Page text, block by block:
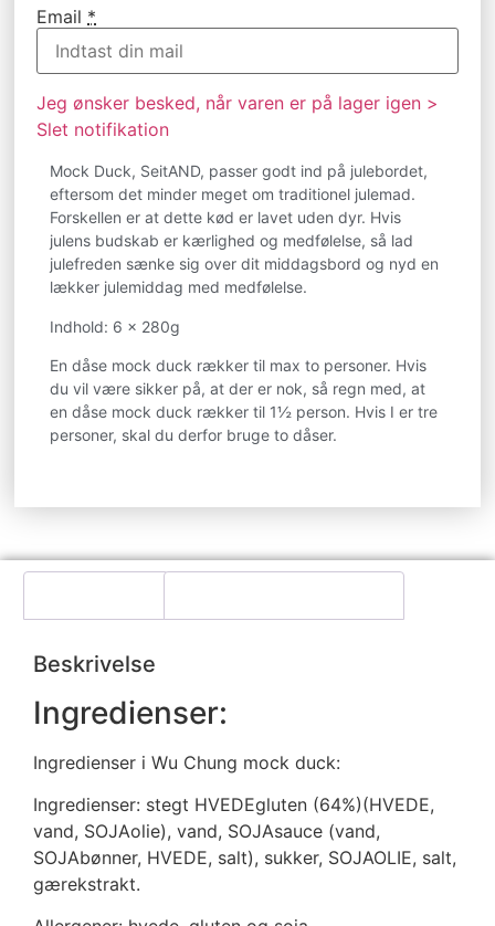
Email *
Jeg ønsker besked, når varen er på lager igen >
Slet notifikation
Mock Duck, SeitAND, passer godt ind på julebordet,
eftersom det minder meget om traditionel julemad.
Forskellen er at dette kød er lavet uden dyr. Hvis
julens budskab er kærlighed og medfølelse, så lad
julefreden sænke sig over dit middagsbord og nyd en
lækker julemiddag med medfølelse.
Indhold: 6 x 280g
En dåse mock duck rækker til max to personer. Hvis
du vil være sikker på, at der er nok, så regn med, at
en dåse mock duck rækker til 1½ person. Hvis I er tre
personer, skal du derfor bruge to dåser.
Beskrivelse
Ingredienser:
Ingredienser i Wu Chung mock duck:
Ingredienser: stegt HVEDEgluten (64%)(HVEDE,
vand, SOJAolie), vand, SOJAsauce (vand,
SOJAbønner, HVEDE, salt), sukker, SOJAOLIE, salt,
gærekstrakt.